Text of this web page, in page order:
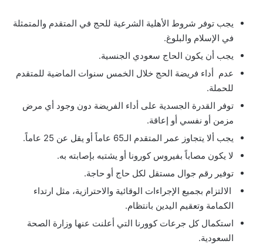
يجب توفر شروط الأهلية الشرعية للحج في المتقدم والمتمثلة
في الإسلام والبلوغ.
يجب أن يكون الحاج سعودي الجنسية.
عدم أداء فريضة الحج خلال الخمس سنوات الماضية للمتقدم
للحملة.
توفر القدرة الجسدية على أداء الفريضة دون وجود أي مرض
مزمن أو نفسي أو إعاقة.
يجب ألا يتجاوز عمر المتقدم الـ65 عاماً أو يقل عن 25 عاماً.
لا يكون مصاباً بفيروس كورونا أو يشتبه بإصابته به.
توفير رقم جوال مستقل لكل حاج أو حاجة.
الالتزام بجميع الإجراءات الوقائية والاحترازية، مثل ارتداء
الكمامة وتعقيم اليدين بانتظام.
استكمال كل جرعات كوورنا التي أعلنت عنها وزارة الصحة
السعودية.